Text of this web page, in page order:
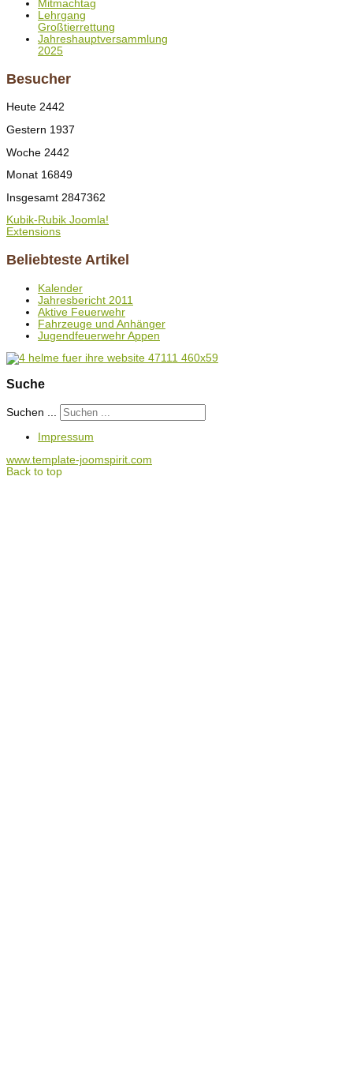
Mitmachtag
Lehrgang
Großtierrettung
Jahreshauptversammlung
2025
Besucher
Heute 2442
Gestern 1937
Woche 2442
Monat 16849
Insgesamt 2847362
Kubik-Rubik Joomla!
Extensions
Beliebteste Artikel
Kalender
Jahresbericht 2011
Aktive Feuerwehr
Fahrzeuge und Anhänger
Jugendfeuerwehr Appen
Suche
Suchen ...
Impressum
www.template-joomspirit.com
Back to top